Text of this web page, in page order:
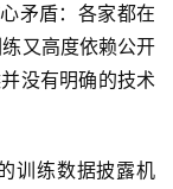
矛盾：各家都在
又高度依赖公开
没有明确的技术
训练数据披露机